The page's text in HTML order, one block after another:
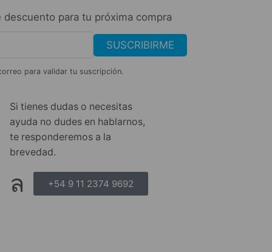
para tu próxima compra
SUSCRIBIRME
para validar tu suscripción.
Si tienes dudas o necesitas
ayuda no dudes en hablarnos,
te responderemos a la
brevedad.
+54 9 11 2374 9692